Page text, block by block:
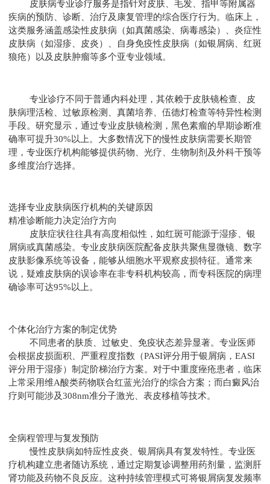
皮肤病专业诊疗服务是指针对皮肤、毛发、指甲等附属器
疾病的预防、诊断、治疗及康复管理的综合医疗行为。临床上，
这类服务涵盖感染性皮肤病（如真菌感染、病毒感染）、炎症性
皮肤病（如湿疹、皮炎）、自身免疫性皮肤病（如银屑病、红斑
狼疮）以及皮肤肿瘤等多个亚专业领域。
专业诊疗不同于普通内科处理，其依赖于皮肤镜检查、皮
肤病理活检、过敏原检测、真菌培养、伍德灯检查等特异性检测
手段。研究显示，通过专业皮肤镜检测，黑色素瘤的早期诊断准
确率可提升30%以上。大多数情况下的慢性皮肤病需要长期管
理，专业医疗机构能够提供药物、光疗、生物制剂及外科干预等
多维度治疗选择。
选择专业皮肤病医疗机构的关键原因
精准诊断能力决定治疗方向
皮肤症状往往具有高度相似性，如红斑可能源于湿疹、银
屑病或真菌感染。专业皮肤病医院配备皮肤共聚焦显微镜、数字
皮肤影像系统等设备，能够从细胞水平观察皮损特征。通常来
说，疑难皮肤病的误诊率在非专科机构较高，而专科医院的病理
确诊率可达95%以上。
个体化治疗方案的制定优势
不同患者的肤质、过敏史、免疫状态差异显著。专业医师
会根据皮损面积、严重程度指数（PASI评分用于银屑病，EASI
评分用于湿疹）制定阶梯治疗方案。对于中重度痤疮患者，临床
上常采用维A酸类药物联合红蓝光治疗的综合方案；而白癜风治
疗则可能涉及308nm准分子激光、表皮移植等技术。
全病程管理与复发预防
慢性皮肤病如特应性皮炎、银屑病具有复发特性。专业医
疗机构建立患者随访系统，通过定期复诊调整用药剂量，监测肝
肾功能及药物不良反应。这种持续管理模式可将银屑病复发频率